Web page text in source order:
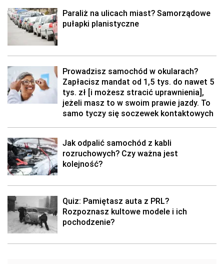
Paraliż na ulicach miast? Samorządowe
pułapki planistyczne
Prowadzisz samochód w okularach?
Zapłacisz mandat od 1,5 tys. do nawet 5
tys. zł [i możesz stracić uprawnienia],
jeżeli masz to w swoim prawie jazdy. To
samo tyczy się soczewek kontaktowych
Jak odpalić samochód z kabli
rozruchowych? Czy ważna jest
kolejność?
Quiz: Pamiętasz auta z PRL?
Rozpoznasz kultowe modele i ich
pochodzenie?